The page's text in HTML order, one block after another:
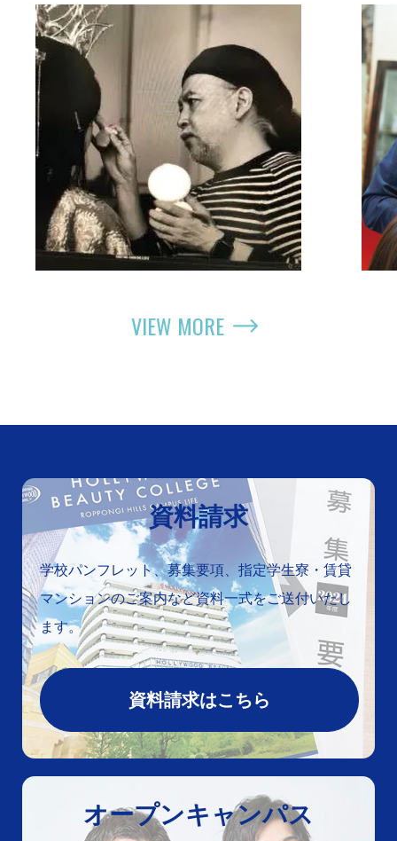
さん
VIEW MORE
資料請求
学校パンフレット、募集要項、指定学生寮・賃貸
マンションのご案内など資料一式をご送付いたし
ます。
資料請求はこちら
オープンキャンパス